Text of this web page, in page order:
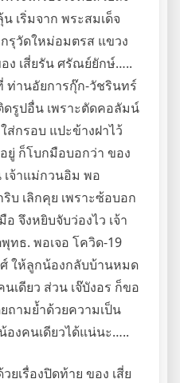
เริ่มจาก พระสมเด็จ
วัดใหม่อมตรส แขวง
ง เสี่ยรัน ศรัณย์ยักษ์…..
ท่านอัยการกุ๊ก-วัชรินทร์
รูปอื่น เพราะตัดคอลัมน์
ส่กรอบ แปะข้างฝาไว้
ยู่ ก็โบกมือบอกว่า ของ
เจ้าแม่กวนอิม พอ
ริบ เลิกคุย เพราะซ้อบอก
จึงหยิบจับว่องไว เจ้า
ทธ. พอเจอ โควิด-19
ให้ลูกน้องกลับบ้านหมด
เดียว ส่วน เจ๊บังอร ก็ขอ
ถามย้ำด้วยความเป็น
งคนเดียวได้แน่นะ…..
ยเรื่องปิดท้าย ของ เสี่ย